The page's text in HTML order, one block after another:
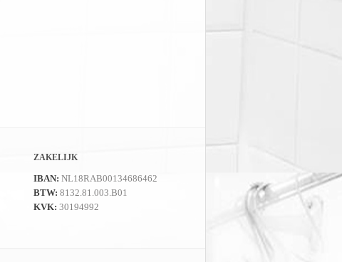
ZAKELIJK
IBAN: NL18RAB00134686462
BTW: 8132.81.003.B01
KVK: 30194992